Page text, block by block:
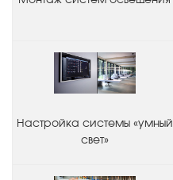
Настройка системы «умный
свет»